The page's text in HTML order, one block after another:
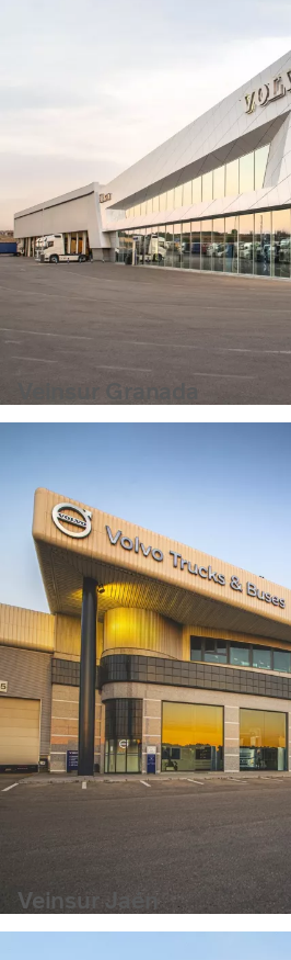
Veinsur Granada
Veinsur Jaén